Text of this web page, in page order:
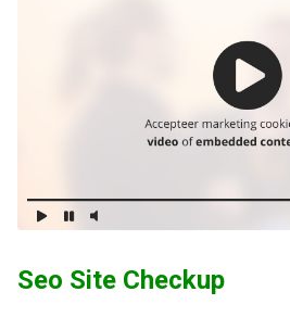
Seo Site Checkup